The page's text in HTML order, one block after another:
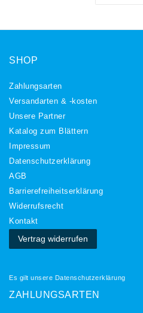
SHOP
Zahlungsarten
Versandarten & -kosten
Unsere Partner
Katalog zum Blättern
Impressum
Daten­schutz­erklärung
AGB
Barrierefreiheitserklärung
Widerrufs­recht
Kontakt
Vertrag widerrufen
Es gilt unsere Datenschutzerklärung
ZAHLUNGSARTEN